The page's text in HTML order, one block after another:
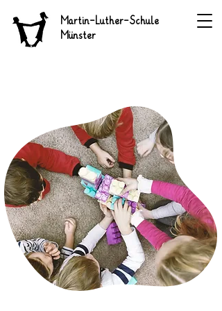
Martin-Luther-Schule
Münster